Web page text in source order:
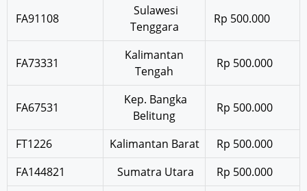
FA91108
Sulawesi
Tenggara
Rp 500.000
FA73331
Kalimantan
Tengah
Rp 500.000
FA67531
Kep. Bangka
Belitung
Rp 500.000
FT1226 Kalimantan Barat
Rp 500.000
FA144821
Sumatra Utara
Rp 500.000